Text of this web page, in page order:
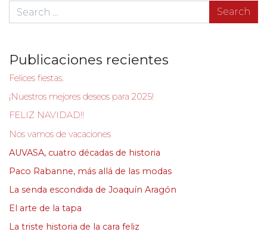
Search
Publicaciones recientes
Felices fiestas.
¡Nuestros mejores deseos para 2025!
FELIZ NAVIDAD!!
Nos vamos de vacaciones
AUVASA, cuatro décadas de historia
Paco Rabanne, más allá de las modas
La senda escondida de Joaquín Aragón
El arte de la tapa
La triste historia de la cara feliz